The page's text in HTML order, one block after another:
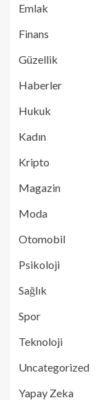
Emlak
Finans
Güzellik
Haberler
Hukuk
Kadın
Kripto
Magazin
Moda
Otomobil
Psikoloji
Sağlık
Spor
Teknoloji
Uncategorized
Yapay Zeka